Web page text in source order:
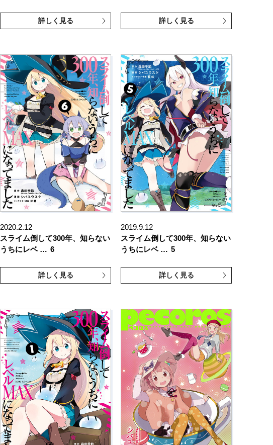
詳しく見る 詳しく見る
2020.2.12
スライム倒して300年、知らない
うちにレベ … 6
詳しく見る
2019.9.12
スライム倒して300年、知らない
うちにレベ … 5
詳しく見る